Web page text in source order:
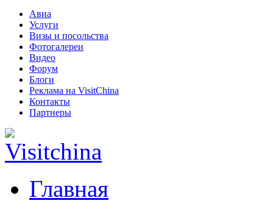
Авиа
Услуги
Визы и посольства
Фотогалереи
Видео
Форум
Блоги
Реклама на VisitChina
Контакты
Партнеры
Главная